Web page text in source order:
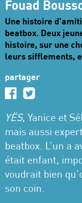
Fouad
Une histoire
beatbox. Deux
histoire, sur une
leurs sifflements,
partager
YËS, Yanice et
mais aussi
beatbox. L’un a
était enfant,
voudrait bien
son coin.